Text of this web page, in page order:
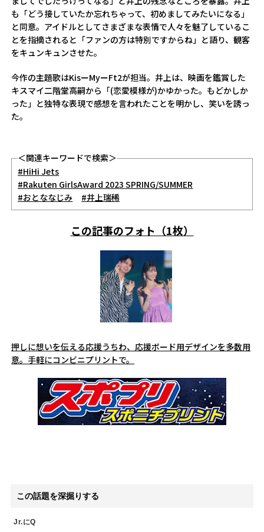
も「どう接していたか忘れちゃって、初めましてみたいになる」
と同意。アイドルとしてさまざまな表情で人々を魅了しているこ
とを指摘されると「ファンの方は特別ですからね」と語り、観客
をキュンキュンさせた。
今作の主題歌はKisーMyーFt2が担当。井上は、映画を鑑賞した
キスマイ二階堂高嗣から「(恋愛模様が)かゆかった。もどかしか
った」と独特な表現で感想を言われたことを明かし、笑いを誘っ
た。
＜関連キーワードで検索＞
#HiHi Jets
#Rakuten GirlsAward 2023 SPRING/SUMMER
#おとななじみ
#井上瑞稀
この記事のフォト（1枚）
押しに想いを伝える応援うちわ、応援ボード用デザインを多数用
意。手軽にコンビニプリントで。
この話題を深掘りする
Jr.にQ